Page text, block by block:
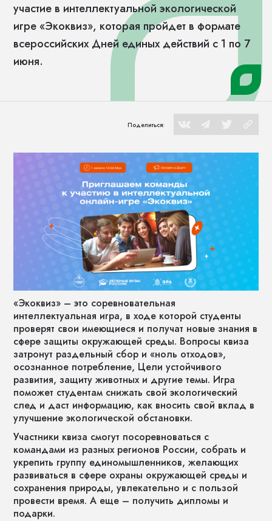
участие в интеллектуальной экологической
игре «Экоквиз», которая пройдет в формате
всероссийских Дней единых действий с 1 по 7
июня.
Поделиться:
«Экоквиз» – это соревновательная
интеллектуальная игра, в ходе которой студенты
проверят свои имеющиеся и получат новые знания в
сфере защиты окружающей среды. Вопросы квиза
затронут раздельный сбор и «ноль отходов»,
осознанное потребление, Цели устойчивого
развития, защиту животных и другие темы. Игра
поможет студентам снижать свой экологический
след и даст информацию, как вносить свой вклад в
улучшение экологической обстановки.
Участники квиза смогут посоревноваться с
командами из разных регионов России, собрать и
укрепить группу единомышленников, желающих
развиваться в сфере охраны окружающей среды и
сохранения природы, увлекательно и с пользой
провести время. А еще – получить дипломы и
подарки.